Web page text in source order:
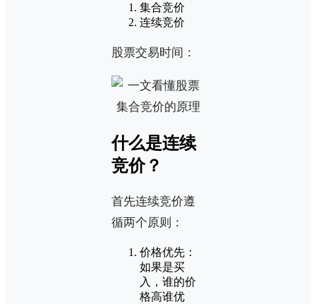
集合竞价
连续竞价
股票交易时间：
什么是连续
竞价？
首先连续竞价遵
循两个原则：
价格优先：
如果是买
入，谁的价
格高谁优